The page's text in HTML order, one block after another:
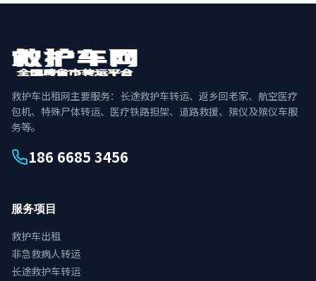
救护车出租网主要服务：长途救护车转运、返乡回老家、航空医疗
包机、特殊尸体转运、医疗铁路担架、道路救援、殡仪及殡仪车服
务等。
186 6685 3456
服务项目
救护车出租
非急救病人转运
长途救护车转运